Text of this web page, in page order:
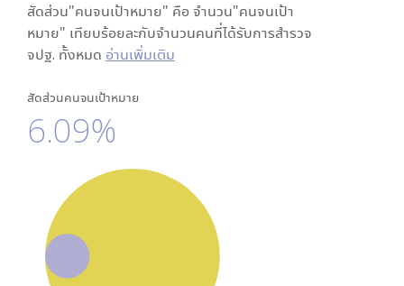
สัดส่วน"คนจนเป้าหมาย" คือ จำนวน"คนจนเป้า
หมาย" เทียบร้อยละกับจำนวนคนที่ได้รับการสำรวจ
จปฐ. ทั้งหมด อ่านเพิ่มเติม
สัดส่วนคนจนเป้าหมาย
6.09%